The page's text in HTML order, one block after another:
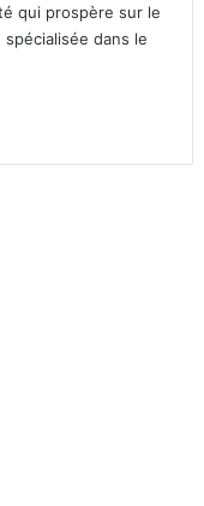
qui prospère sur le
spécialisée dans le